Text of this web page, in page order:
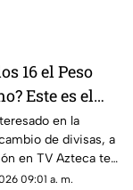
16 el Peso
Este es el
dólar en
hoy 10
de 2026
en la
de divisas, a
en TV Azteca te
cuál es el precio
09:01 a. m.